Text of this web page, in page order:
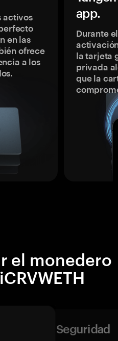
activos
en las
ofrece
a los
app.
Durante
la tarjeta
privada
que la
el monedero
Seguridad